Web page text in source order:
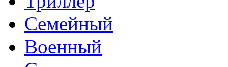
Семейный
Военный